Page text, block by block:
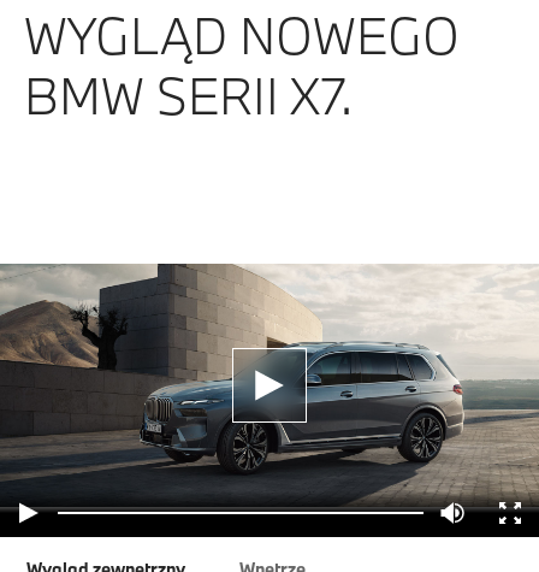
WYGLĄD NOWEGO
BMW SERII X7.